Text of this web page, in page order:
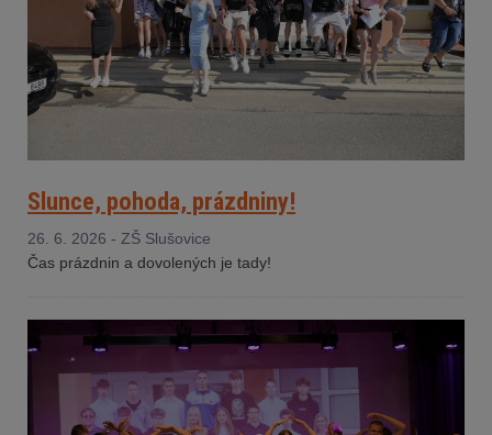
Slunce, pohoda, prázdniny!
26. 6. 2026 - ZŠ Slušovice
Čas prázdnin a dovolených je tady!